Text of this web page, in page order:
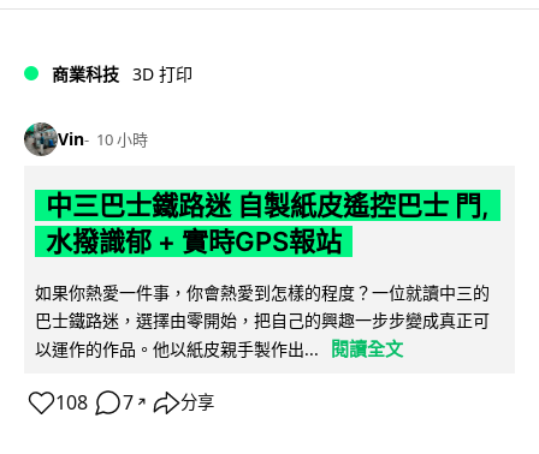
商業科技 3D 打印
Vin 10 小時
中三巴士鐵路迷 自製紙皮遙控巴士 門,
水撥識郁 + 實時GPS報站
如果你熱愛一件事，你會熱愛到怎樣的程度？一位就讀中三的
巴士鐵路迷，選擇由零開始，把自己的興趣一步步變成真正可
以運作的作品。他以紙皮親手製作出...
閱讀全文
108 7 ↗ 分享